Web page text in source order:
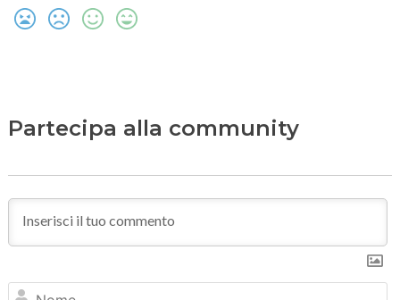
Partecipa alla community